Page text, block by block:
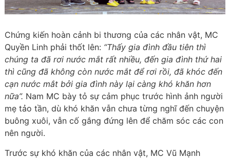
Chứng kiến hoàn cảnh bi thương của các nhân vật, MC
Quyền Linh phải thốt lên: “Thấy gia đình đầu tiên thì
chúng ta đã rơi nước mắt rất nhiều, đến gia đình thứ hai
thì cũng đã không còn nước mắt để rơi rồi, đã khóc đến
cạn nước mắt bởi gia đình này lại càng khó khăn hơn
nữa”. Nam MC bày tỏ sự cảm phục trước hình ảnh người
mẹ tảo tần, dù khó khăn vẫn chưa từng nghĩ đến chuyện
buông xuôi, vẫn cố gắng đứng lên để chăm sóc các con
nên người.
Trước sự khó khăn của các nhân vật, MC Vũ Mạnh